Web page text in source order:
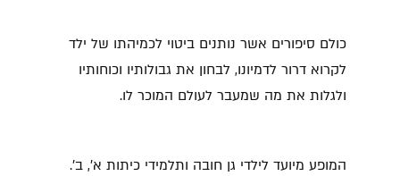
כולם סיפורים אשר נותנים ביטוי לכמיהתו של ילד
לקרוא דרור לדמיונו, לבחון את גבולותיו וכוחותיו
ולגלות את מה שמעבר לעולם המוכר לו.
המופע מיועד לילדי גן חובה ותלמידי כיתות א', ב'.